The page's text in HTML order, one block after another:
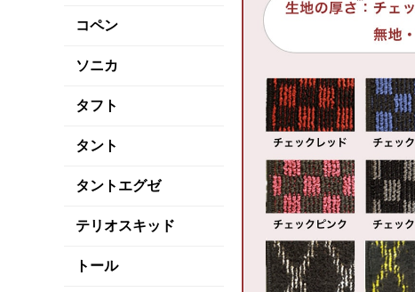
コペン
ソニカ
タフト
タント
タントエグゼ
テリオスキッド
トール